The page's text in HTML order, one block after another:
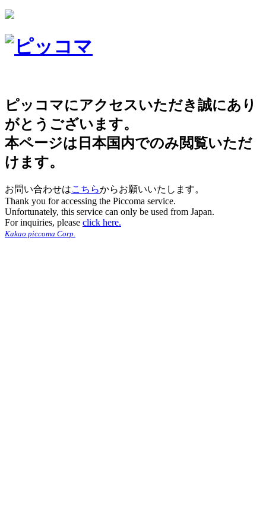
ピッコマにアクセスいただき誠にあり
がとうございます。
本ページは日本国内でのみ閲覧いただ
けます。
お問い合わせはこちらからお願いいたします。
Thank you for accessing the Piccoma service.
Unfortunately, this service can only be used from Japan.
For inquiries, please click here.
Kakao piccoma Corp.